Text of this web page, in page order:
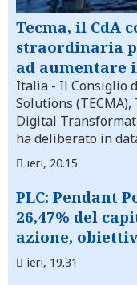
Tecma, il CdA
straordinaria
ad aumentare
Italia - Il Consiglio
Solutions
Digital
ha deliberato in
ieri, 20.15
PLC: Pendant
26,47% del
azione,
ieri, 19.31